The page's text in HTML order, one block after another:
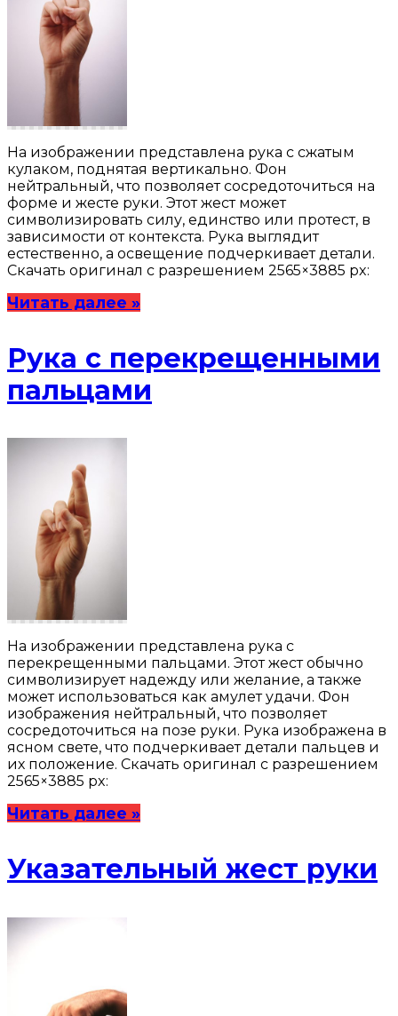
На изображении представлена рука с сжатым
кулаком, поднятая вертикально. Фон
нейтральный, что позволяет сосредоточиться на
форме и жесте руки. Этот жест может
символизировать силу, единство или протест, в
зависимости от контекста. Рука выглядит
естественно, а освещение подчеркивает детали.
Скачать оригинал с разрешением 2565×3885 px:
Читать далее »
Рука с перекрещенными
пальцами
На изображении представлена рука с
перекрещенными пальцами. Этот жест обычно
символизирует надежду или желание, а также
может использоваться как амулет удачи. Фон
изображения нейтральный, что позволяет
сосредоточиться на позе руки. Рука изображена в
ясном свете, что подчеркивает детали пальцев и
их положение. Скачать оригинал с разрешением
2565×3885 px:
Читать далее »
Указательный жест руки